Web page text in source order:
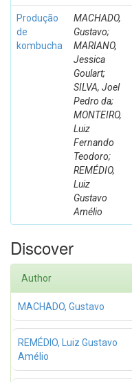
Produção
de
kombucha
MACHADO,
Gustavo;
MARIANO,
Jessica
Goulart;
SILVA, Joel
Pedro da;
MONTEIRO,
Luiz
Fernando
Teodoro;
REMÉDIO,
Luiz
Gustavo
Amélio
Discover
Author
MACHADO, Gustavo
REMÉDIO, Luiz Gustavo
Amélio